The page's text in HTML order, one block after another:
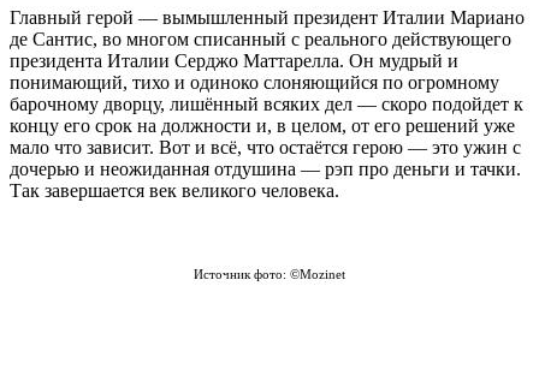
Главный герой — вымышленный президент Италии Мариано
де Сантис, во многом списанный с реального действующего
президента Италии Серджо Маттарелла. Он мудрый и
понимающий, тихо и одиноко слоняющийся по огромному
барочному дворцу, лишённый всяких дел — скоро подойдет к
концу его срок на должности и, в целом, от его решений уже
мало что зависит. Вот и всё, что остаётся герою — это ужин с
дочерью и неожиданная отдушина — рэп про деньги и тачки.
Так завершается век великого человека.
Источник фото: ©Mozinet